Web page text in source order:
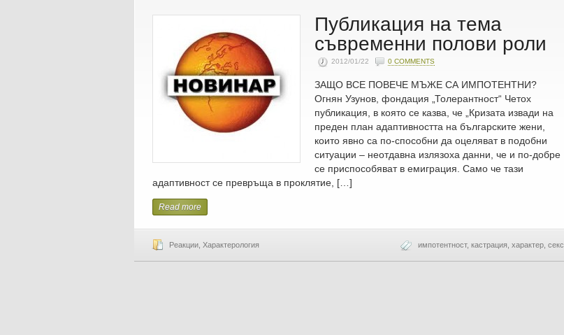
Публикация на тема
съвременни полови роли
2012/01/22 0 COMMENTS
ЗАЩО ВСЕ ПОВЕЧЕ МЪЖЕ СА ИМПОТЕНТНИ?
Огнян Узунов, фондация „Толерантност“ Четох
публикация, в която се казва, че „Кризата извади на
преден план адаптивността на българските жени,
които явно са по-способни да оцеляват в подобни
ситуации – неотдавна излязоха данни, че и по-добре
се приспособяват в емиграция. Само че тази
адаптивност се превръща в проклятие, […]
Read more
Реакции Характерология импотентност, кастрация характер секс